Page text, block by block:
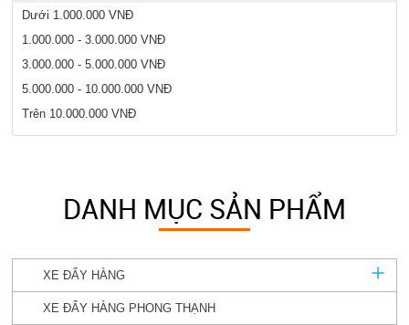
Dưới 1.000.000 VNĐ
1.000.000 - 3.000.000 VNĐ
3.000.000 - 5.000.000 VNĐ
5.000.000 - 10.000.000 VNĐ
Trên 10.000.000 VNĐ
DANH MỤC SẢN PHẨM
XE ĐẨY HÀNG
XE ĐẨY HÀNG PHONG THẠNH